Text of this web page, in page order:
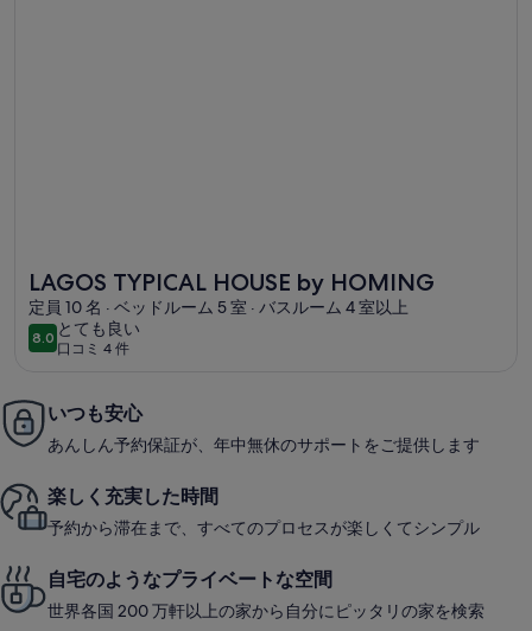
海
の
景
の
写
ギ
ャ
リ
ー
LAGOS TYPICAL HOUSE by HOMING
定員 10 名 · ベッドルーム 5 室 · バスルーム 4 室以上
8.010段階中8.0
とても良い
と
て
良
い
口コミ 4 件
(口
ミ
4
いつも安心
あんしん予約保証が、年中無休のサポートをご提供します
楽しく充実した時間
予約から滞在まで、すべてのプロセスが楽しくてシンプル
自宅のようなプライベートな空間
世界各国 200 万軒以上の家から自分にピッタリの家を検索